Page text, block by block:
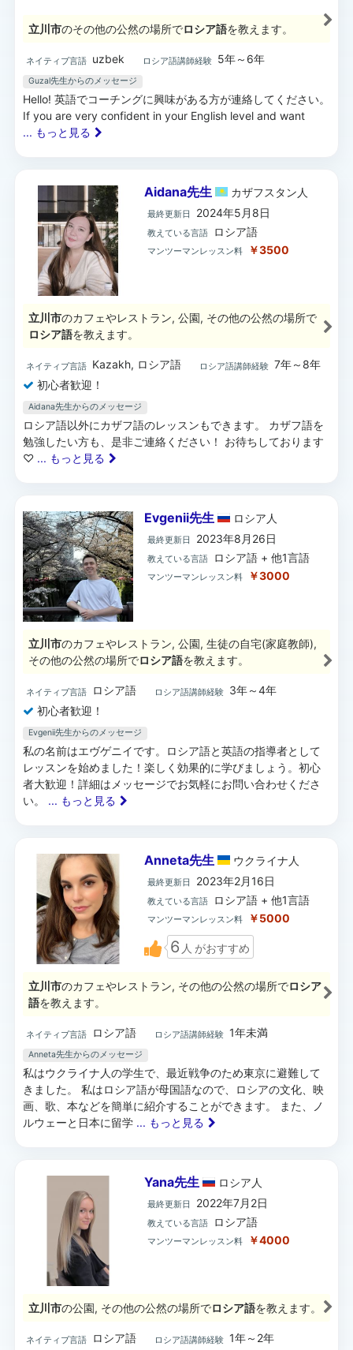
立川市のその他の公然の場所でロシア語を教えます。
ネイティブ言語 uzbek ロシア語講師経験 5年～6年
Guzal先生からのメッセージ
Hello! 英語でコーチングに興味がある方が連絡してください。
If you are very confident in your English level and want
... もっと見る
Aidana先生 カザフスタン 人
最終更新日 2024年5月8日
教えている言語 ロシア語
マンツーマンレッスン料 ￥3500
立川市のカフェやレストラン, 公園, その他の公然の場所で
ロシア語を教えます。
ネイティブ言語 Kazakh, ロシア語 ロシア語講師経験 7年～8年
初心者歓迎！
Aidana先生からのメッセージ
ロシア語以外にカザフ語のレッスンもできます。 カザフ語を
勉強したい方も、是非ご連絡ください！ お待ちしております
♡ ... もっと見る
Evgenii先生 ロシア 人
最終更新日 2023年8月26日
教えている言語 ロシア語 + 他1言語
マンツーマンレッスン料 ￥3000
立川市のカフェやレストラン, 公園, 生徒の自宅(家庭教師),
その他の公然の場所でロシア語を教えます。
ネイティブ言語 ロシア語 ロシア語講師経験
3年～4年
初心者歓迎！
Evgenii先生からのメッセージ
私の名前はエヴゲニイです。ロシア語と英語の指導者として
レッスンを始めました！楽しく効果的に学びましょう。初心
者大歓迎！詳細はメッセージでお気軽にお問い合わせくださ
い。 ... もっと見る
Anneta先生 ウクライナ 人
最終更新日 2023年2月16日
教えている言語 ロシア語 + 他1言語
マンツーマンレッスン料 ￥5000
6 人 がおすすめ
立川市のカフェやレストラン, その他の公然の場所でロシア
語を教えます。
ネイティブ言語 ロシア語 ロシア語講師経験 1年未満
Anneta先生からのメッセージ
私はウクライナ人の学生で、最近戦争のため東京に避難して
きました。 私はロシア語が母国語なので、ロシアの文化、映
画、歌、本などを簡単に紹介することができます。 また、ノ
ルウェーと日本に留学 ... もっと見る
Yana先生 ロシア 人
最終更新日 2022年7月2日
教えている言語 ロシア語
マンツーマンレッスン料 ￥4000
立川市の公園, その他の公然の場所でロシア語を教えます。
ネイティブ言語 ロシア語 ロシア語講師経験 1年～2年